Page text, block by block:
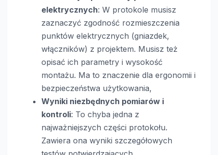
elektrycznych: W protokole musisz
zaznaczyć zgodność rozmieszczenia
punktów elektrycznych (gniazdek,
włączników) z projektem. Musisz też
opisać ich parametry i wysokość
montażu. Ma to znaczenie dla ergonomii i
bezpieczeństwa użytkowania,
Wyniki niezbędnych pomiarów i
kontroli: To chyba jedna z
najważniejszych części protokołu.
Zawiera ona wyniki szczegółowych